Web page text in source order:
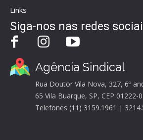
Links
Siga-nos nas redes
Agência Sindical
Rua Doutor Vila Nova, 327, 6º
65 Vila Buarque, SP, CEP 01222-
Telefones (11) 3159.1961 |